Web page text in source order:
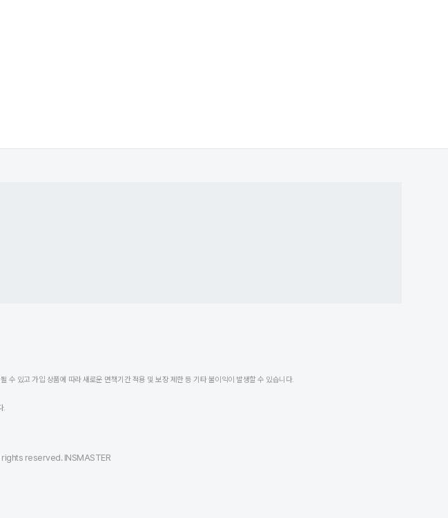
있고 가입 상품에 따라 새로운 면책기간 적용 및 보장 제한 등 기타 불이익이 발생할 수 있습니다.
.
reserved. INSMASTER